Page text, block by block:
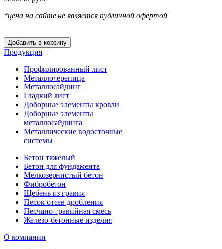
*цена на сайте не является публичной офертой
Добавить в корзину
Продукция
Профилированный лист
Металлочерепица
Металлосайдинг
Гладкий лист
Доборные элементы кровли
Доборные элементы
металлосайдинга
Металлические водосточные
системы
Бетон тяжелый
Бетон для фундамента
Мелкозернистый бетон
Фибробетон
Щебень из гравия
Песок отсев дробления
Песчано-гравийная смесь
Железо-бетонные изделия
О компании